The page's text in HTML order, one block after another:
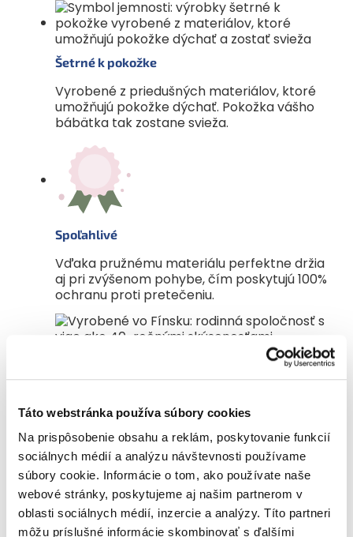
Táto webstránka používa súbory cookies
Na prispôsobenie obsahu a reklám, poskytovanie funkcií
sociálnych médií a analýzu návštevnosti používame
súbory cookie. Informácie o tom, ako používate naše
webové stránky, poskytujeme aj našim partnerom v
oblasti sociálnych médií, inzercie a analýzy. Títo partneri
môžu príslušné informácie skombinovať s ďalšími
Šetrné k pokožke
Vyrobené z priedušných materiálov, ktoré
umožňujú pokožke dýchať. Pokožka vášho
bábätka tak zostane svieža.
Spoľahlivé
Vďaka pružnému materiálu perfektne držia
aj pri zvýšenom pohybe, čím poskytujú 100%
ochranu proti pretečeniu.
Sme rodinná firma z Fínska s viac ako 40-
ročnými skúsenosťami. Sami sme rodičia,
a preto plienky neustále vyvíjame pre
dobro svojich najmenších.